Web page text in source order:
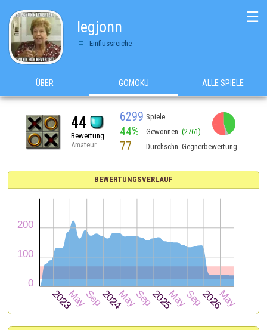
legjonn
Einflussreiche
☰
ÜBER GOMOKU ALLE SPIELE
44
Bewertung
Amateur
6299 Spiele
44% Gewonnen (2761)
77 Durchschn. Gegnerbewertung
BEWERTUNGSVERLAUF